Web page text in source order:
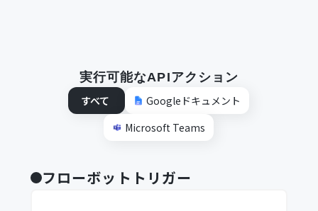
実行可能なAPIアクション
すべて
Googleドキュメント
Microsoft Teams
フローボットトリガー